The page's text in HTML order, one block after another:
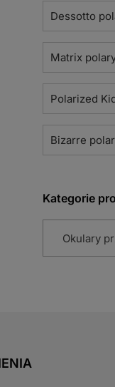
Dessotto
Matrix
Polarized
Bizarre
Kategorie
Okulary